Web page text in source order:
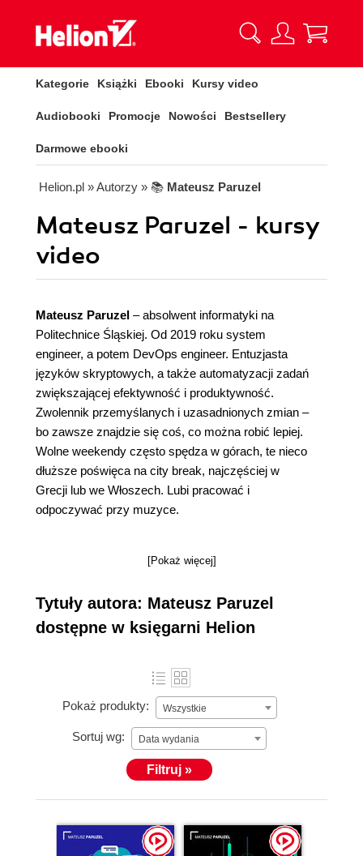
Kategorie Książki Ebooki Kursy video
Audiobooki Promocje Nowości Bestsellery
Darmowe ebooki
Helion.pl » Autorzy » 📚 Mateusz Paruzel
Mateusz Paruzel - kursy
video
Mateusz Paruzel – absolwent informatyki na
Politechnice Śląskiej. Od 2019 roku system
engineer, a potem DevOps engineer. Entuzjasta
języków skryptowych, a także automatyzacji zadań
zwiększającej efektywność i produktywność.
Zwolennik przemyślanych i uzasadnionych zmian –
bo zawsze znajdzie się coś, co można robić lepiej.
Wolne weekendy często spędza w górach, te nieco
dłuższe poświęca na city break, najczęściej w
Grecji lub we Włoszech. Lubi pracować i
odpoczywać przy muzyce.
[Pokaż więcej]
Tytuły autora: Mateusz Paruzel
dostępne w księgarni Helion
Pokaż produkty: Wszystkie
Sortuj wg: Data wydania
Filtruj »